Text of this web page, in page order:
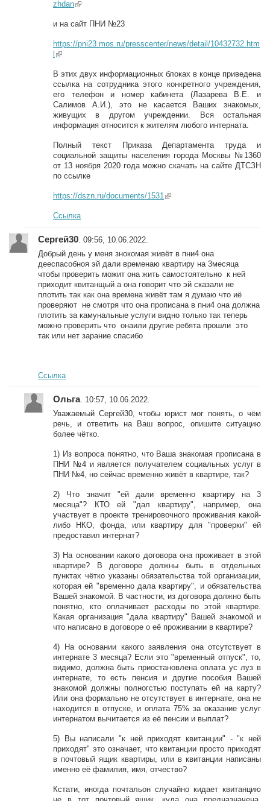
zhdan(link is external)
и на сайт ПНИ №23
https://pni23.mos.ru/presscenter/news/detail/10432732.htm
l (link is external)
В этих двух информационных блоках в конце приведена
ссылка на сотрудника этого конкретного учреждения,
его телефон и номер кабинета (Лазарева В.Е. и
Салимов А.И.), это не касается Ваших знакомых,
живущих в другом учреждении. Вся остальная
информация относится к жителям любого интерната.
Полный текст Приказа Департамента труда и
социальной защиты населения города Москвы №1360
от 13 ноября 2020 года можно скачать на сайте ДТСЗН
по ссылке
https://dszn.ru/documents/1531 (link is external)
Ссылка
Сергей30 . 09:56, 10.06.2022.
Добрый день у меня знокомая живёт в пни4 она
дееспасобноя эй дали временаю квартиру на 3месяца
чтобы проверить можит она жить самостоятельно к ней
приходит квитанщый а она говорит что эй сказали не
плотить так как она времена живёт там я думаю что иё
проверяют не смотря что она прописана в пни4 она должна
плотить за камунальные услуги видно только так теперь
можно проверить что онаили другие ребята прошли это
так или нет зарание спасибо
Ссылка
Ольга. 10:57, 10.06.2022.
Уважаемый Сергей30, чтобы юрист мог понять, о чём
речь, и ответить на Ваш вопрос, опишите ситуацию
более чётко.
1) Из вопроса понятно, что Ваша знакомая прописана в
ПНИ №4 и является получателем социальных услуг в
ПНИ №4, но сейчас временно живёт в квартире, так?
2) Что значит "ей дали временно квартиру на 3
месяца"? КТО ей "дал квартиру", например, она
участвует в проекте тренировочного проживания какой-
либо НКО, фонда, или квартиру для "проверки" ей
предоставил интернат?
3) На основании какого договора она проживает в этой
квартире? В договоре должны быть в отдельных
пунктах чётко указаны обязательства той организации,
которая ей "временно дала квартиру", и обязательства
Вашей знакомой. В частности, из договора должно быть
понятно, кто оплачивает расходы по этой квартире.
Какая организация "дала квартиру" Вашей знакомой и
что написано в договоре о её проживании в квартире?
4) На основании какого заявления она отсутствует в
интернате 3 месяца? Если это "временный отпуск", то,
видимо, должна быть приостановлена оплата ус луз в
интернате, то есть пенсия и другие пособия Вашей
знакомой должны полногстью поступать ей на карту?
Или она формально не отсутствует в интернате, она не
находится в отпуске, и оплата 75% за оказание услуг
интернатом вычитается из её пенсии и выплат?
5) Вы написали "к ней приходят квитанции" - "к ней
приходят" это означает, что квитанции просто приходят
в почтовый ящик квартиры, или в квитанции написаны
именно её фамилия, имя, отчество?
Кстати, иногда почтальон случайно кидает квитанцию
не в тот почтовый ящик, куда она предназначена.